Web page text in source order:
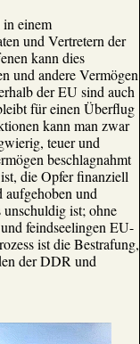
einem
und Vertretern der
kann dies
und andere Vermögen
der EU sind auch
für einen Überflug
kann man zwar
teuer und
beschlagnahmt
die Opfer finanziell
und
unschuldig ist; ohne
feindseelingen EU-
ist die Bestrafung,
der DDR und